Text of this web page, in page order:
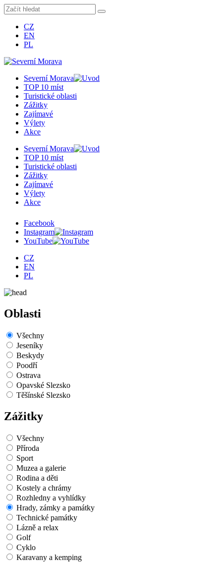
CZ
EN
PL
Severní Morava
TOP 10 míst
Turistické oblasti
Zážitky
Zajímavé
Výlety
Akce
Severní Morava
TOP 10 míst
Turistické oblasti
Zážitky
Zajímavé
Výlety
Akce
Facebook
Instagram
YouTube
CZ
EN
PL
Oblasti
Všechny
Jeseníky
Beskydy
Poodří
Ostrava
Opavské Slezsko
Těšínské Slezsko
Zážitky
Všechny
Příroda
Sport
Muzea a galerie
Rodina a děti
Kostely a chrámy
Rozhledny a vyhlídky
Hrady, zámky a památky
Technické památky
Lázně a relax
Golf
Cyklo
Karavany a kemping